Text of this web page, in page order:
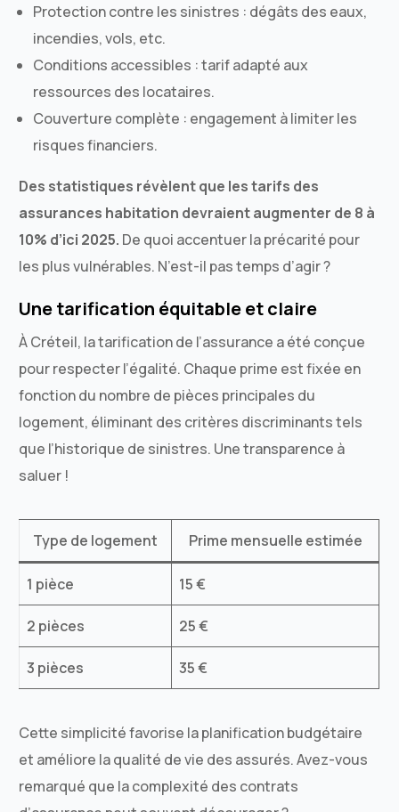
Protection contre les sinistres : dégâts des eaux,
incendies, vols, etc.
Conditions accessibles : tarif adapté aux
ressources des locataires.
Couverture complète : engagement à limiter les
risques financiers.
Des statistiques révèlent que les tarifs des
assurances habitation devraient augmenter de 8 à
10% d’ici 2025. De quoi accentuer la précarité pour
les plus vulnérables. N’est-il pas temps d’agir ?
Une tarification équitable et claire
À Créteil, la tarification de l’assurance a été conçue
pour respecter l’égalité. Chaque prime est fixée en
fonction du nombre de pièces principales du
logement, éliminant des critères discriminants tels
que l’historique de sinistres. Une transparence à
saluer !
Type de logement Prime mensuelle estimée
1 pièce 15 €
2 pièces 25 €
3 pièces 35 €
Cette simplicité favorise la planification budgétaire
et améliore la qualité de vie des assurés. Avez-vous
remarqué que la complexité des contrats